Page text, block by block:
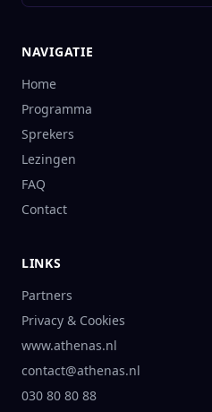
NAVIGATIE
Home
Programma
Sprekers
Lezingen
FAQ
Contact
LINKS
Partners
Privacy & Cookies
www.athenas.nl
contact@athenas.nl
030 80 80 88